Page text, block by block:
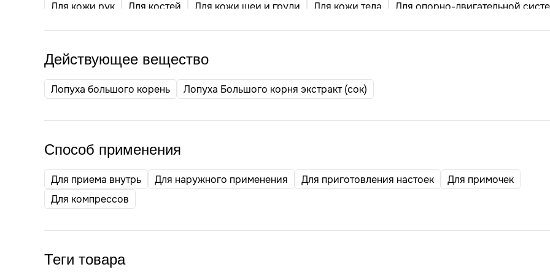
Для кожи рук Для костей Для кожи шеи и груди Для кожи тела
Для опорно-двигательной
Действующее вещество
Лопуха большого корень Лопуха Большого корня экстракт (сок)
Способ применения
Для приема внутрь Для наружного применения Для приготовления настоек
Для примочек
Для компрессов
Теги товара